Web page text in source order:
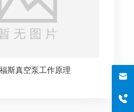
斯真空泵工作原理